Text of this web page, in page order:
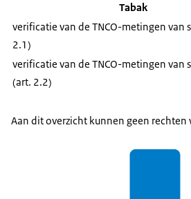
Tabak
verificatie van de TNCO-metingen van
2.1)
verificatie van de TNCO-metingen van
(art. 2.2)
Aan dit overzicht kunnen geen